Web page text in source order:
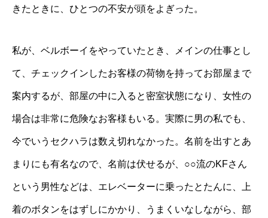
きたときに、ひとつの不安が頭をよぎった。
私が、ベルボーイをやっていたとき、メインの仕事とし
て、チェックインしたお客様の荷物を持ってお部屋まで
案内するが、部屋の中に入ると密室状態になり、女性の
場合は非常に危険なお客様もいる。実際に男の私でも、
今でいうセクハラは数え切れなかった。名前を出すとあ
まりにも有名なので、名前は伏せるが、○○流のKFさん
という男性などは、エレベーターに乗ったとたんに、上
着のボタンをはずしにかかり、うまくいなしながら、部